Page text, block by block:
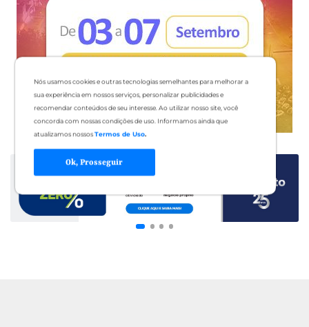
Nós usamos cookies e outras tecnologias semelhantes para melhorar a
sua experiência em nossos serviços, personalizar publicidades e
recomendar conteúdos de seu interesse. Ao utilizar nosso site, você
concorda com nossas condições de uso. Informamos ainda que
atualizamos nossosTermos de Uso.
Ok, Prosseguir